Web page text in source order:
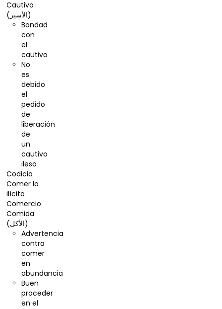
Cautivo
(الأسير)
Bondad
con
el
cautivo
No
es
debido
el
pedido
de
liberación
de
un
cautivo
ileso
Codicia
Comer lo
ilícito
Comercio
Comida
(الأكل)
Advertencia
contra
comer
en
abundancia
Buen
proceder
en el